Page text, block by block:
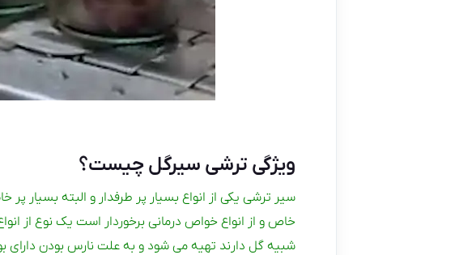
ویژگی ترشی سیرگل چیست؟
سیر ترشی یکی از انواع بسیار پر طرفدار و البته
خاص و از انواع خواص درمانی برخوردار است یک نوع از
شبیه گل دارند تهیه می شود و به علت نارس بودن